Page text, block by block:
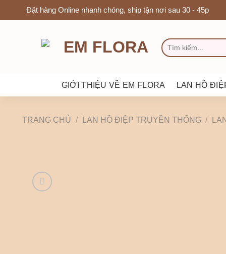
Chuyển
đến
Đặt hàng Online nhanh chóng, ship tận nơi sau 30 - 45p
TÌM
GIỚI THIỆU VỀ EM FLORA LAN HỒ
TRANG CHỦ / LAN HỒ ĐIỆP TRUYỀN THỐNG /